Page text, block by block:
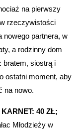
na pierwszy
rzeczywistości
nowego partnera, w
a rodzinny dom
bratem, siostrą i
ostatni moment, aby
na nowo.
40 ZŁ;
Młodzieży w